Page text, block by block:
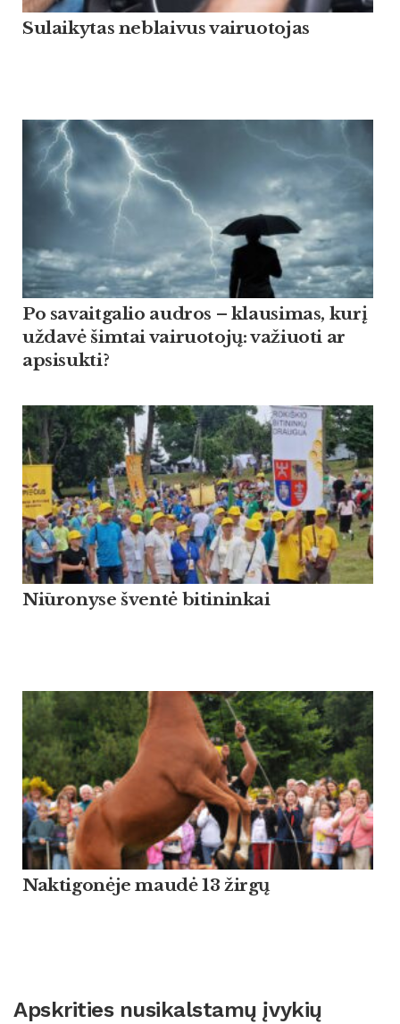
Sulaikytas neblaivus vairuotojas
Po savaitgalio audros – klausimas, kurį
uždavė šimtai vairuotojų: važiuoti ar
apsisukti?
Niūronyse šventė bitininkai
Naktigonėje maudė 13 žirgų
Apskrities nusikalstamų įvykių